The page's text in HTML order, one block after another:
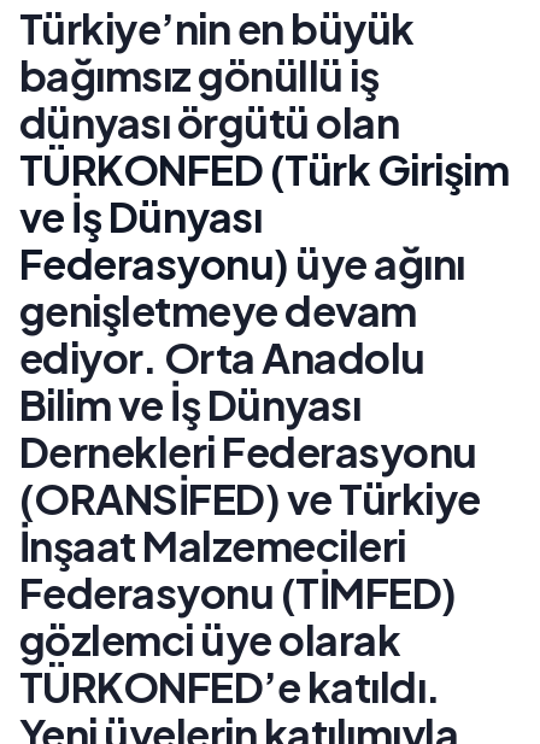
Türkiye’nin en büyük
bağımsız gönüllü iş
dünyası örgütü olan
TÜRKONFED (Türk Girişim
ve İş Dünyası
Federasyonu) üye ağını
genişletmeye devam
ediyor. Orta Anadolu
Bilim ve İş Dünyası
Dernekleri Federasyonu
(ORANSİFED) ve Türkiye
İnşaat Malzemecileri
Federasyonu (TİMFED)
gözlemci üye olarak
TÜRKONFED’e katıldı.
Yeni üyelerin katılımıyla